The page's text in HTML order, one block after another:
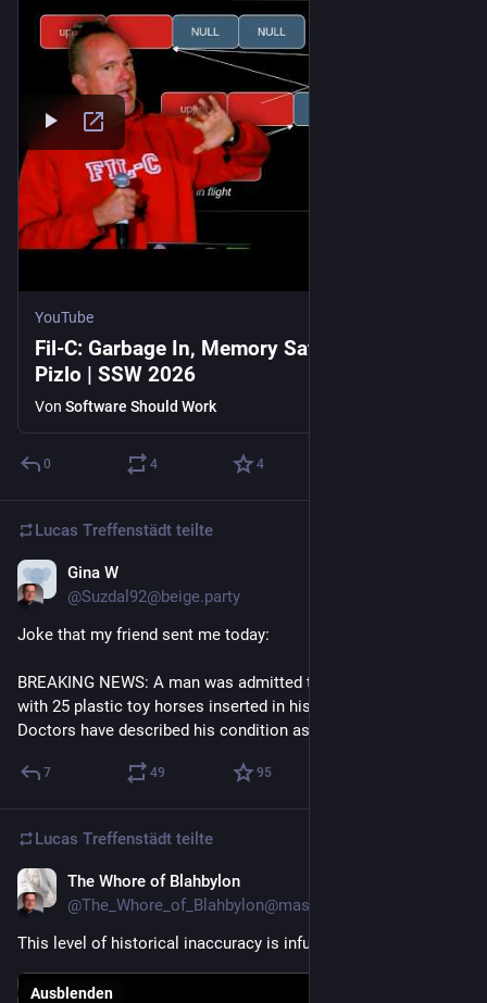
YouTube
Fil-C: Garbage In, Memory Safety Out! - Filip
Pizlo | SSW 2026
Von Software Should Work
0 4 4
Lucas Treffenstädt teilte
Gina W
@Suzdal92@beige.party
Joke that my friend sent me today:
BREAKING NEWS: A man was admitted to the hospital today
with 25 plastic toy horses inserted in his rectum.
Doctors have described his condition as stable.
7 49 95
Lucas Treffenstädt teilte
The Whore of Blahbylon
This level of historical inaccuracy is infuriating.
Ausblenden